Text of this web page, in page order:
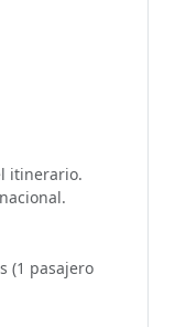
itinerario.
(1 pasajero